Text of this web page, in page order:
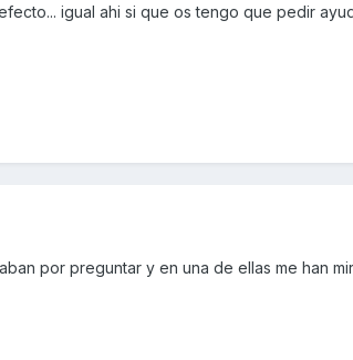
igual ahi si que os tengo que pedir
por preguntar y en una de ellas me han